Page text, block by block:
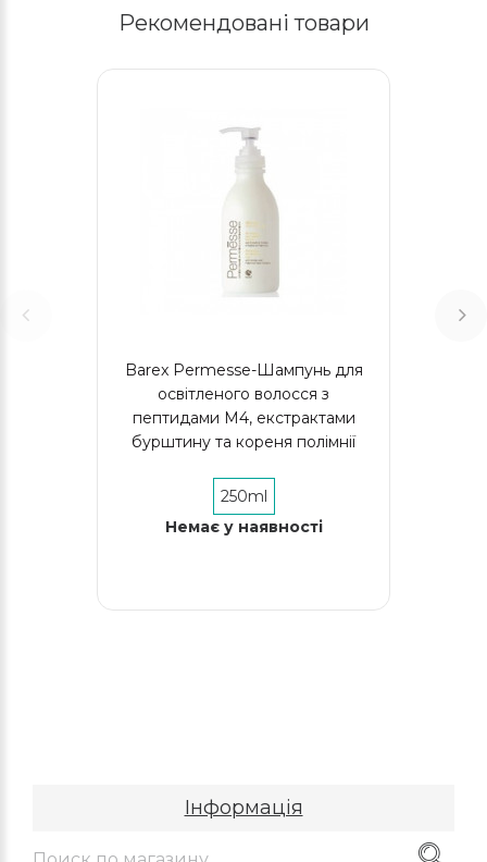
Рекомендовані товари
Barex Permesse-Шампунь для
освітленого волосся з
пептидами М4, екстрактами
бурштину та кореня полімнії
250ml
Немає у наявності
Інформація